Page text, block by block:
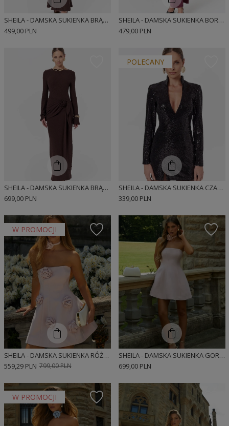
SHEILA - DAMSKA SUKIENKA BRĄZOWA DZIANINOWA Z DŁUGIM ROZKLOSZOWANYM RĘKAWEM MAXI 'MARIZA'
499,00 PLN
SHEILA - DAMSKA SUKIENKA BORDOWA DZIANINOWA Z FALBANKĄ MAXI 'HAZIER'
479,00 PLN
SHEILA - DAMSKA SUKIENKA BRĄZOWA DZIANINOWA Z DŁUGIM ROZKLOSZOWANYM RĘKAWEM MAXI 'MATILDE'
699,00 PLN
POLECANY
SHEILA - DAMSKA SUKIENKA CZARNA CEKINOWA Z DŁUGIMI RĘKAWAMI WIECZOROWA 'LARISA'
339,00 PLN
W PROMOCJI
SHEILA - DAMSKA SUKIENKA RÓŻOWA Z RÓŻAMI MINI 'LIVRE'
799,00 PLN
559,29 PLN
SHEILA - DAMSKA SUKIENKA GORSETOWA RÓŻOWA MINI 'CELINE'
699,00 PLN
W PROMOCJI